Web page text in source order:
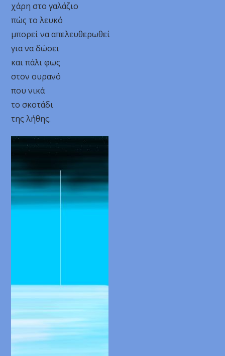
χάρη στο γαλάζιο
πώς το λευκό
μπορεί να απελευθερωθεί
για να δώσει
και πάλι φως
στον ουρανό
που νικά
το σκοτάδι
της λήθης.